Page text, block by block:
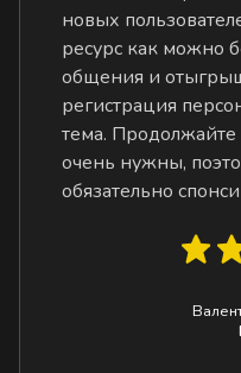
новых
ресурс как можно
общения и
регистрация
тема.
очень нужны,
обязательно